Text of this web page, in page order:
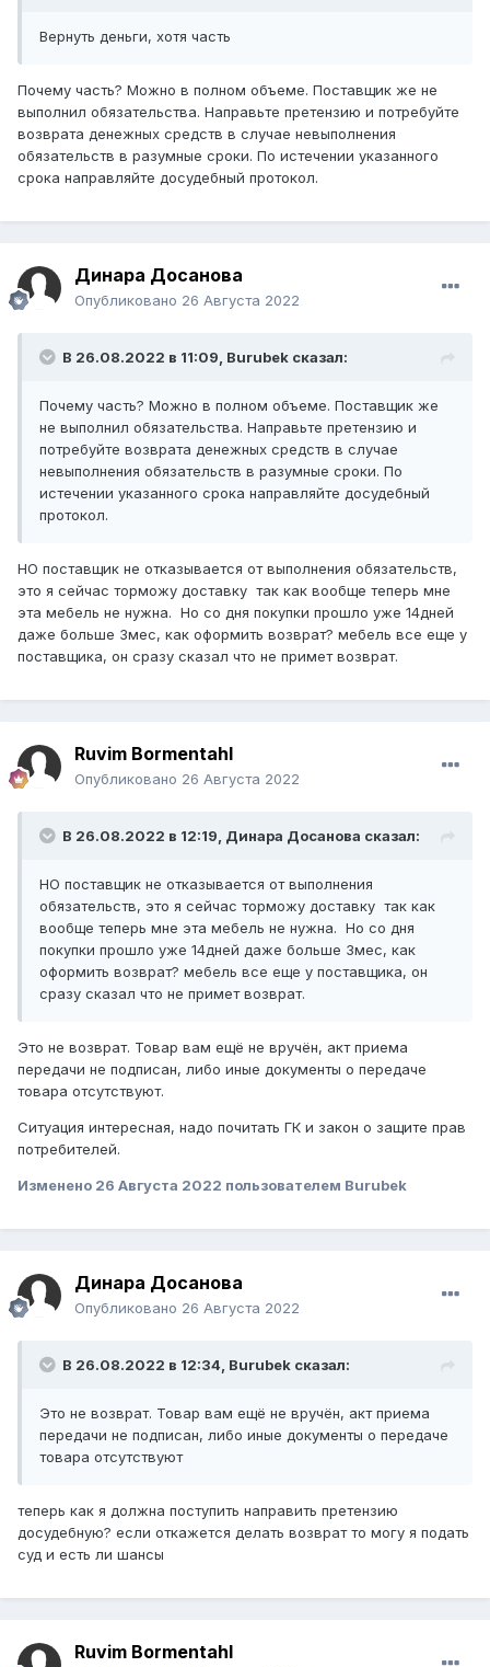
Вернуть деньги, хотя часть
Почему часть? Можно в полном объеме. Поставщик же не
выполнил обязательства. Направьте претензию и потребуйте
возврата денежных средств в случае невыполнения
обязательств в разумные сроки. По истечении указанного
срока направляйте досудебный протокол.
Динара Досанова
Опубликовано 26 Августа 2022
В 26.08.2022 в 11:09, Burubek сказал:
Почему часть? Можно в полном объеме. Поставщик же
не выполнил обязательства. Направьте претензию и
потребуйте возврата денежных средств в случае
невыполнения обязательств в разумные сроки. По
истечении указанного срока направляйте досудебный
протокол.
НО поставщик не отказывается от выполнения обязательств,
это я сейчас торможу доставку так как вообще теперь мне
эта мебель не нужна. Но со дня покупки прошло уже 14дней
даже больше 3мес, как оформить возврат? мебель все еще у
поставщика, он сразу сказал что не примет возврат.
Ruvim Bormentahl
Опубликовано 26 Августа 2022
В 26.08.2022 в 12:19, Динара Досанова сказал:
НО поставщик не отказывается от выполнения
обязательств, это я сейчас торможу доставку так как
вообще теперь мне эта мебель не нужна. Но со дня
покупки прошло уже 14дней даже больше 3мес, как
оформить возврат? мебель все еще у поставщика, он
сразу сказал что не примет возврат.
Это не возврат. Товар вам ещё не вручён, акт приема
передачи не подписан, либо иные документы о передаче
товара отсутствуют.
Ситуация интересная, надо почитать ГК и закон о защите прав
потребителей.
Изменено 26 Августа 2022 пользователем Burubek
Динара Досанова
Опубликовано 26 Августа 2022
В 26.08.2022 в 12:34, Burubek сказал:
Это не возврат. Товар вам ещё не вручён, акт приема
передачи не подписан, либо иные документы о передаче
товара отсутствуют
теперь как я должна поступить направить претензию
досудебную? если откажется делать возврат то могу я подать
суд и есть ли шансы
Ruvim Bormentahl